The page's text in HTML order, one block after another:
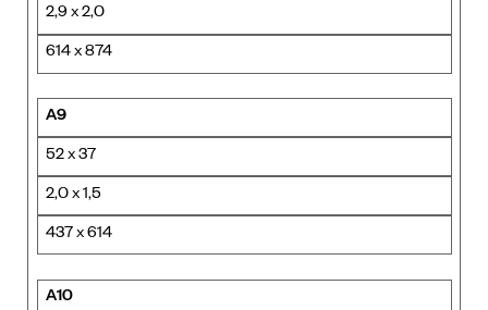
2,9 x 2,0
614 x 874
A9
52 x 37
2,0 x 1,5
437 x 614
A10